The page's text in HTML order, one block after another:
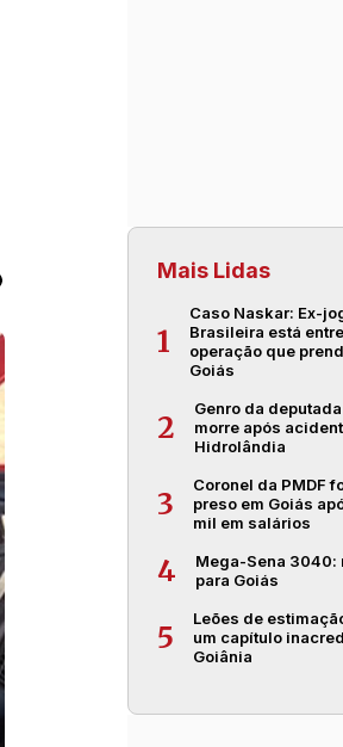
Mais Lidas
1
Caso Naskar: Ex-
Brasileira está
operação que
Goiás
2
Genro da
morre após
Hidrolândia
3
Coronel da PMDF
preso em Goiás
mil em salários
4
Mega-Sena 3040:
para Goiás
5
Leões de
um capítulo
Goiânia